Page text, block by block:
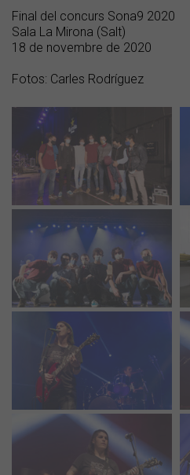
Final del concurs Sona9 2020
Sala La Mirona (Salt)
18 de novembre de 2020
Fotos: Carles Rodríguez